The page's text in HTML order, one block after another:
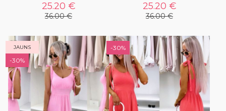
25.20 €
36.00 €
25.20 €
36.00 €
JAUNS
-30%
-30%